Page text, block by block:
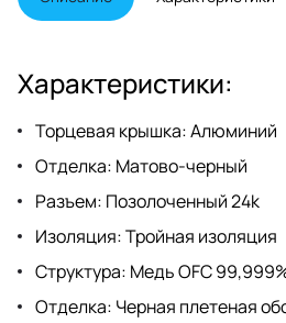
высокой четкости или Dolby
Характеристики:
Торцевая крышка: Алюминий
Отделка: Матово-черный
Разъем: Позолоченный 24k
Изоляция: Тройная изоляция
Структура: Медь OFC
Отделка: Черная плетеная